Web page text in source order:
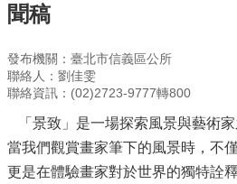
服
務
認
識
信
義
機
關
聞稿
發布機關：臺北市信義區公所
聯絡人：劉佳雯
聯絡資訊：(02)2723-9777轉800
「景致」是一場探索風景與藝術家
當我們觀賞畫家筆下的風景時，不
更是在體驗畫家對於世界的獨特詮